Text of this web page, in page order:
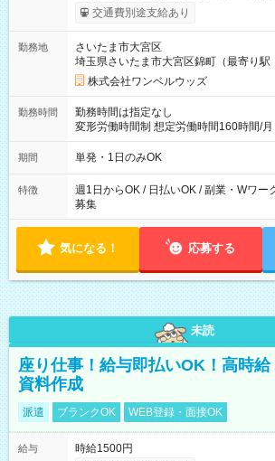
いOK！（規定あり） ┗働いたその日に
ンビニATMから 日払い分を引き落とせます！ 【試用
交通費別途支給あり
勤務地
さいたま市大宮区
埼玉県さいたま市大宮区錦町（最寄り駅
株式会社ワンベルウッズ
勤務時間
勤務時間は指定なし
変形労働時間制 想定労働時間160時間/月 【シフト例】 ・8：00
～21：00
期間 単発・1日のみOK
特徴
週1日からOK / 日払いOK / 副業・Wワー
募集
気になる！ 応募する
未読
座り仕事！給与即払いOK！高時給
資料作成
派遣 ブランクOK WEB登録・面接OK
給与
時給1500円